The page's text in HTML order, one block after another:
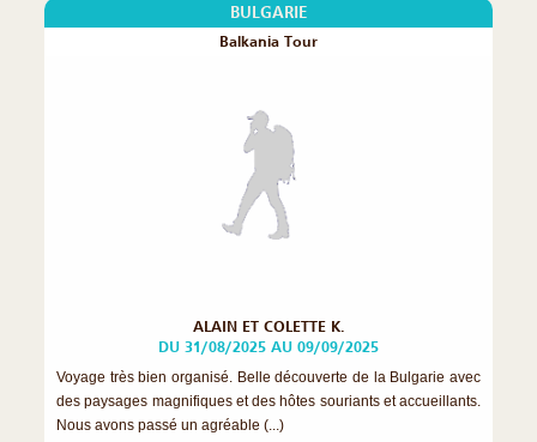
BULGARIE
Balkania Tour
ALAIN ET COLETTE K.
DU 31/08/2025 AU 09/09/2025
Voyage très bien organisé. Belle découverte de la Bulgarie avec
des paysages magnifiques et des hôtes souriants et accueillants.
Nous avons passé un agréable (...)